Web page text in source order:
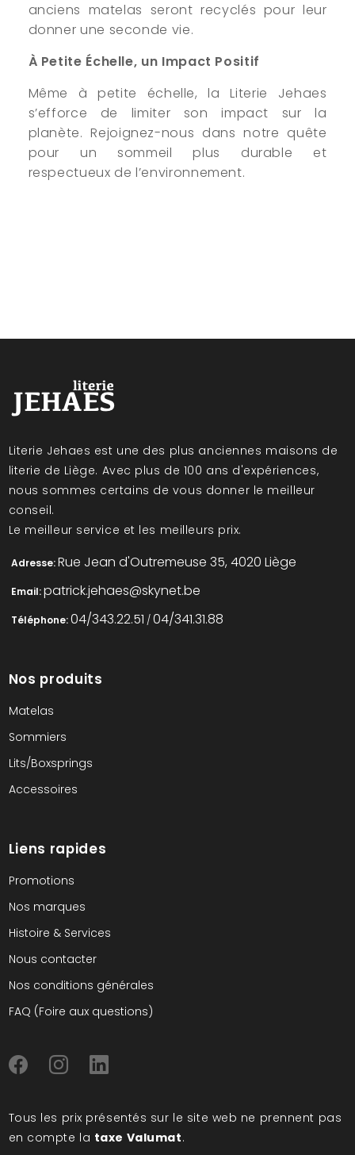
anciens matelas seront recyclés pour leur
donner une seconde vie.
À Petite Échelle, un Impact Positif
Même à petite échelle, la Literie Jehaes
s’efforce de limiter son impact sur la
planète. Rejoignez-nous dans notre quête
pour un sommeil plus durable et
respectueux de l’environnement.
Literie Jehaes est une des plus anciennes maisons de
literie de Liège. Avec plus de 100 ans d'expériences,
nous sommes certains de vous donner le meilleur
conseil.
Le meilleur service et les meilleurs prix.
Adresse: Rue Jean d'Outremeuse 35, 4020 Liège
Email: patrick.jehaes@skynet.be
Téléphone: 04/343.22.51 /04/341.31.88
Nos produits
Matelas
Sommiers
Lits/Boxsprings
Accessoires
Liens rapides
Promotions
Nos marques
Histoire & Services
Nous contacter
Nos conditions générales
FAQ (Foire aux questions)
Tous les prix présentés sur le site web ne prennent pas
en compte la taxe Valumat.